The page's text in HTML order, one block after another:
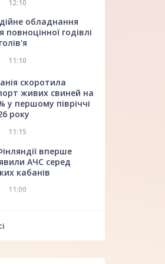
12:10
обладнання
повноцінної годівлі
11:10
скоротила
живих свиней на
у першому півріччі
року
11:15
вперше
АЧС серед
кабанів
11:00